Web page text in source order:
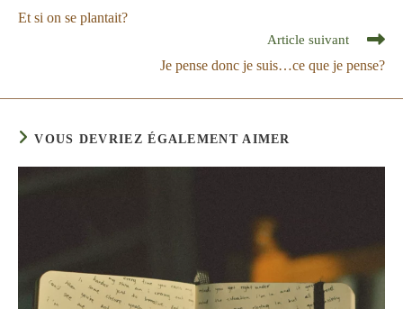
articles
Et si on se plantait?
Article suivant
Je pense donc je suis…ce que je pense?
VOUS DEVRIEZ ÉGALEMENT AIMER